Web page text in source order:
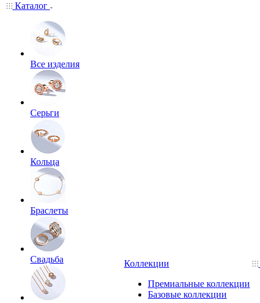
Каталог
Все изделия
Серьги
Кольца
Браслеты
Свадьба
Коллекции
Премиальные коллекции
Базовые коллекции